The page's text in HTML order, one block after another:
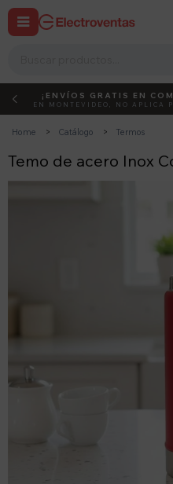

DEBUT
¡ENVÍOS GRATIS EN
EN MONTEVIDEO, NO APLICA
Home Catálogo Termos
Temo de acero Inox